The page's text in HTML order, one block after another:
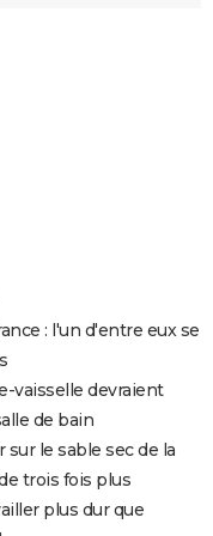
: l'un d'entre eux se
vaisselle devraient
de bain
sur le sable sec de la
trois fois plus
plus dur que